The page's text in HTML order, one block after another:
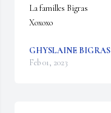
La familles Bigras
Xoxoxo
GHYSLAINE BIGRAS
Feb 01, 2023